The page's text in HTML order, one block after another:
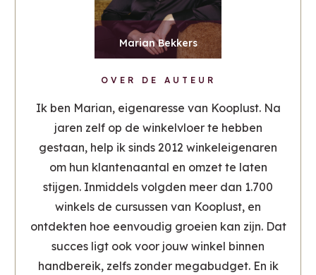
OVER DE AUTEUR
Ik ben Marian, eigenaresse van Kooplust. Na
jaren zelf op de winkelvloer te hebben
gestaan, help ik sinds 2012 winkeleigenaren
om hun klantenaantal en omzet te laten
stijgen. Inmiddels volgden meer dan 1.700
winkels de cursussen van Kooplust, en
ontdekten hoe eenvoudig groeien kan zijn. Dat
succes ligt ook voor jouw winkel binnen
handbereik, zelfs zonder megabudget. En ik
Marian Bekkers